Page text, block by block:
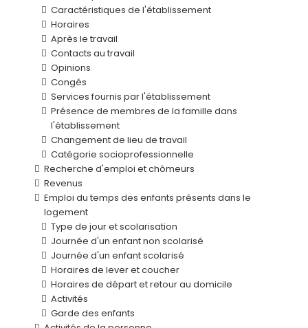
Caractéristiques de l'établissement
Horaires
Après le travail
Contacts au travail
Opinions
Congés
Services fournis par l'établissement
Présence de membres de la famille dans
l'établissement
Changement de lieu de travail
Catégorie socioprofessionnelle
Recherche d'emploi et chômeurs
Revenus
Emploi du temps des enfants présents dans le
logement
Type de jour et scolarisation
Journée d'un enfant non scolarisé
Journée d'un enfant scolarisé
Horaires de lever et coucher
Horaires de départ et retour au domicile
Activités
Garde des enfants